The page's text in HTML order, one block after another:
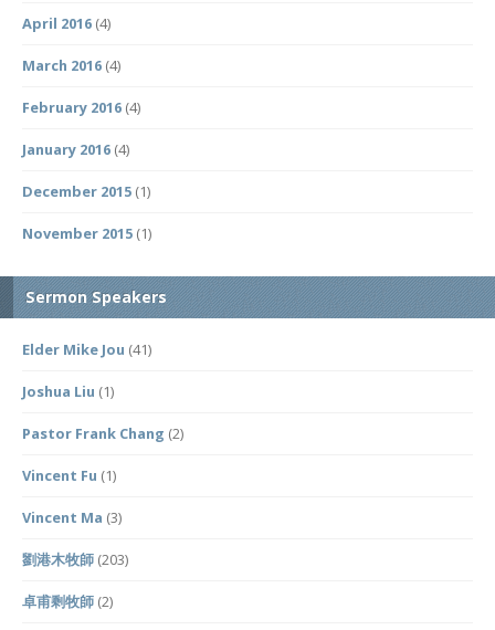
April 2016 (4)
March 2016 (4)
February 2016 (4)
January 2016 (4)
December 2015 (1)
November 2015 (1)
Sermon Speakers
Elder Mike Jou (41)
Joshua Liu (1)
Pastor Frank Chang (2)
Vincent Fu (1)
Vincent Ma (3)
劉港木牧師 (203)
卓甫剩牧師 (2)